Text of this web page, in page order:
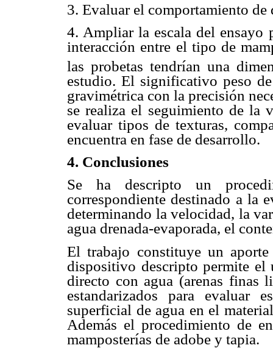
3. Evaluar el comportamiento
4. Ampliar la escala del ensayo
interacción entre el tipo de
las probetas tendrían una
estudio. El significativo peso
gravimétrica con la precisión
se realiza el seguimiento de la
evaluar tipos de texturas,
encuentra en fase de desarrollo.
4. Conclusiones
Se ha descripto un
correspondiente destinado a la
determinando la velocidad, la
agua drenada-evaporada, el
El trabajo constituye un aporte
dispositivo descripto permite el
directo con agua (arenas finas
estandarizados para evaluar
superficial de agua en el
Además el procedimiento de
mamposterías de adobe y tapia.